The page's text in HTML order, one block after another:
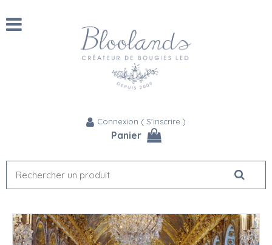
Connexion ( S'inscrire )
Panier